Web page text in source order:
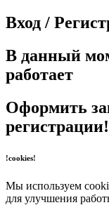
Вход /
В данный
работает
Оформить
регистрации!
!cookies!
Мы используем
для улучшения